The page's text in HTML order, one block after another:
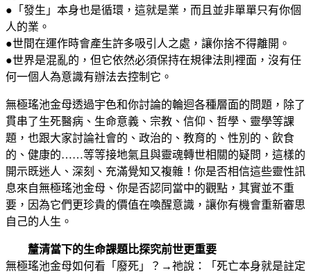
●「發生」本身也是循環，這就是業，而且並非單單只有你個
人的業。
●世間在運作時會產生許多吸引人之處，讓你捨不得離開。
●世界是混亂的，但它依然必須保持在規律法則裡面，沒有任
何一個人為意識有辦法去控制它。
無極瑤池金母透過宇色和你討論的輪迴各種層面的問題，除了
貫串了生死醫病、生命意義、宗教、信仰、哲學、靈學等課
題，也跟大家討論社會的、政治的、教育的、性別的、飲食
的、健康的……等等接地氣且與靈魂轉世相關的疑問，這樣的
開示既迷人、深刻、充滿覺知又複雜！你是否相信這些靈性訊
息來自無極瑤池金母、你是否認同當中的觀點，其實並不重
要，因為它們更珍貴的價值在喚醒意識，讓你有機會重新審思
自己的人生。
釐清當下的生命課題比探究前世更重要
無極瑤池金母如何看「廢死」？→祂說：「死亡本身就是註定